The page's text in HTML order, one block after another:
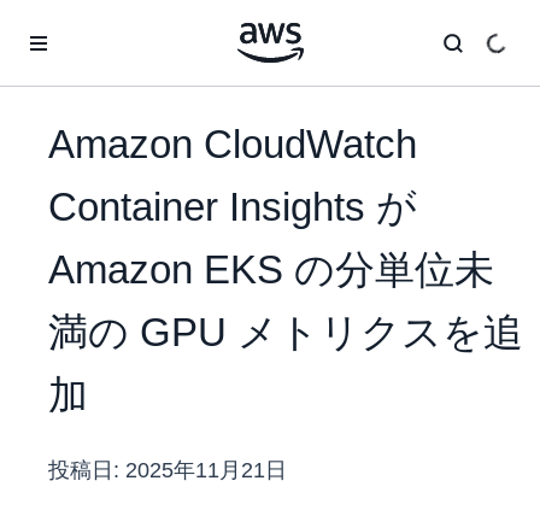
Amazon CloudWatch
Container Insights が
Amazon EKS の分単位未
満の GPU メトリクスを追
加
投稿日: 2025年11月21日